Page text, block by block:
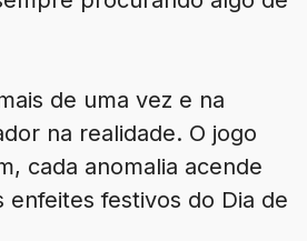
de uma vez e na
na realidade. O jogo
cada anomalia acende
festivos do Dia de